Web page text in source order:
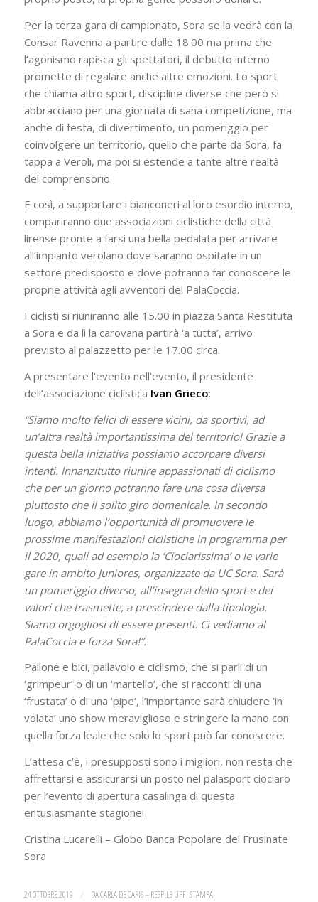
Per la terza gara di campionato, Sora se la vedrà con la
Consar Ravenna a partire dalle 18.00 ma prima che
l’agonismo rapisca gli spettatori, il debutto interno
promette di regalare anche altre emozioni. Lo sport
che chiama altro sport, discipline diverse che però si
abbracciano per una giornata di sana competizione, ma
anche di festa, di divertimento, un pomeriggio per
coinvolgere un territorio, quello che parte da Sora, fa
tappa a Veroli, ma poi si estende a tante altre realtà
del comprensorio.
E così, a supportare i bianconeri al loro esordio interno,
compariranno due associazioni ciclistiche della città
lirense pronte a farsi una bella pedalata per arrivare
all’impianto verolano dove saranno ospitate in un
settore predisposto e dove potranno far conoscere le
proprie attività agli avventori del PalaCoccia.
I ciclisti si riuniranno alle 15.00 in piazza Santa Restituta
a Sora e da lì la carovana partirà ‘a tutta’, arrivo
previsto al palazzetto per le 17.00 circa.
A presentare l’evento nell’evento, il presidente
dell’associazione ciclistica Ivan Grieco:
“Siamo molto felici di essere vicini, da sportivi, ad
un’altra realtà importantissima del territorio! Grazie a
questa bella iniziativa possiamo accorpare diversi
intenti. Innanzitutto riunire appassionati di ciclismo
che per un giorno potranno fare una cosa diversa
piuttosto che il solito giro domenicale. In secondo
luogo, abbiamo l’opportunità di promuovere le
prossime manifestazioni ciclistiche in programma per
il 2020, quali ad esempio la ‘Ciociarissima’ o le varie
gare in ambito Juniores, organizzate da UC Sora. Sarà
un pomeriggio diverso, all’insegna dello sport e dei
valori che trasmette, a prescindere dalla tipologia.
Siamo orgogliosi di essere presenti. Ci vediamo al
PalaCoccia e forza Sora!”.
Pallone e bici, pallavolo e ciclismo, che si parli di un
‘grimpeur’ o di un ‘martello’, che si racconti di una
‘frustata’ o di una ‘pipe’, l’importante sarà chiudere ‘in
volata’ uno show meraviglioso e stringere la mano con
quella forza leale che solo lo sport può far conoscere.
L’attesa c’è, i presupposti sono i migliori, non resta che
affrettarsi e assicurarsi un posto nel palasport ciociaro
per l’evento di apertura casalinga di questa
entusiasmante stagione!
Cristina Lucarelli – Globo Banca Popolare del Frusinate
Sora
24 OTTOBRE 2019 / DACARLA DE CARIS – RESP.LE UFF. STAMPA